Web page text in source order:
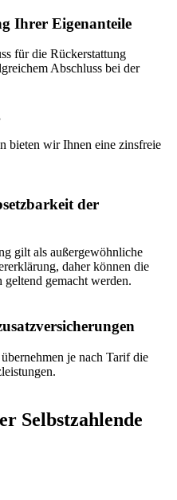
Ihrer Eigenanteile
für die Rückerstattung
Abschluss bei der
bieten wir Ihnen eine zinsfreie
der
gilt als außergewöhnliche
daher können die
gemacht werden.
je nach Tarif die
Selbstzahlende